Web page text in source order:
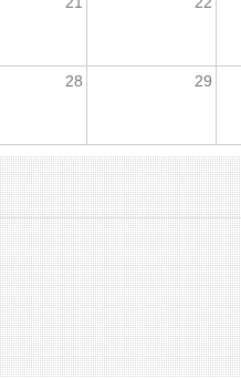
28 29